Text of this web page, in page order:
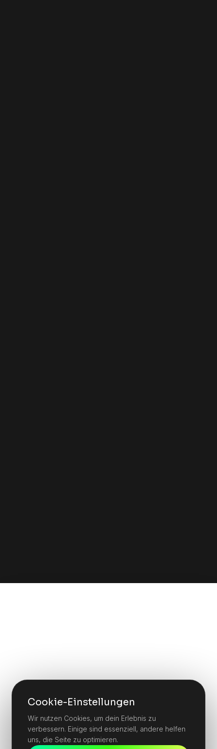
Cookie-Einstellungen
Wir nutzen Cookies, um dein Erlebnis zu
verbessern. Einige sind essenziell, andere helfen
uns, die Seite zu optimieren.